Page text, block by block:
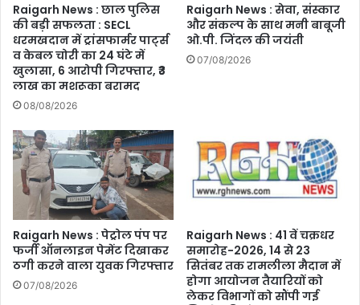
Raigarh News : छाल पुलिस
की बड़ी सफलता : SECL
धरमखदान में ट्रांसफार्मर पार्ट्स
व केबल चोरी का 24 घंटे में
खुलासा, 6 आरोपी गिरफ्तार, ₹3
लाख का मशरूका बरामद
08/08/2026
Raigarh News : सेवा, संस्कार
और संकल्प के साथ मनी बाबूजी
ओ.पी. जिंदल की जयंती
07/08/2026
Raigarh News : पेट्रोल पंप पर
फर्जी ऑनलाइन पेमेंट दिखाकर
ठगी करने वाला युवक गिरफ्तार
07/08/2026
Raigarh News : 41 वें चक्रधर
समारोह-2026, 14 से 23
सितंबर तक रामलीला मैदान में
होगा आयोजन तैयारियों को
लेकर विभागों को सौंपी गई